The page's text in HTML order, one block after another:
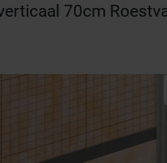
70cm